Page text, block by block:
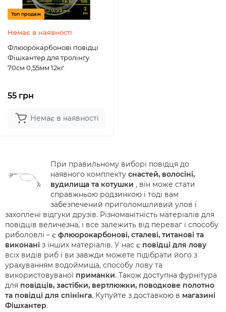
Топ продаж
Немає в наявності
Флюорокарбонові повідці
Фішхантер для тролінгу
70см 0,55мм 12кг
55 грн
Немає в наявності
При правильному виборі повідця до
наявного комплекту снастей, волосіні,
вудилища та котушки , він може стати
справжньою родзинкою і тоді вам
забезпечений приголомшливий улов і
захоплені відгуки друзів. Різноманітність матеріалів для
повідців величезна, і все залежить від переваг і способу
риболовлі – є флюорокарбонові, сталеві, титанові та
виконані з інших матеріалів. У нас є повідці для лову
всіх видів риб і ви завжди можете підібрати його з
урахуванням водоймища, способу лову та
використовуваної приманки. Також доступна фурнітура
для повідців, застібки, вертлюжки, поводкове полотно
та повідці для спінінга. Купуйте з доставкою в магазині
Фішхантер.